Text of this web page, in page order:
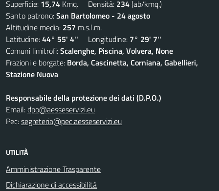
Superficie: 15,74 Kmq. Densità: 234(ab/kmq.)
Santo patrono:San Bartolomeo - 24 agosto
Altitudine media: 257 m.s.l.m.
Latitudine:44° 55' 4'' Longitudine: 7° 29' 7''
Comuni limitrofi:Scalenghe, Piscina, Volvera, None
Frazioni e borgate: Borda, Cascinetta, Corniana, Gabellieri,
Stazione Nuova
Responsabile della protezione dei dati (D.P.O.)
Email:dpo@aesseservizi.eu
Pec:segreteria@pec.aesseservizi.eu
UTILITÀ
Amministrazione Trasparente
Dichiarazione di accessibilità